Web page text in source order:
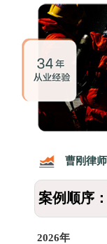
曹刚律
案例顺序：
2026年